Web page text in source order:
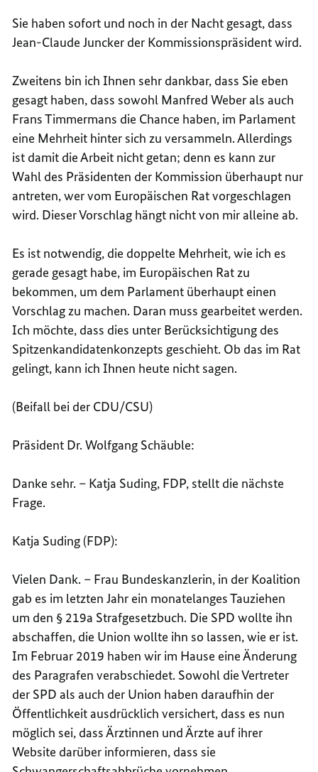
Sie haben sofort und noch in der Nacht gesagt, dass
Jean-Claude Juncker der Kommissionspräsident wird.
Zweitens bin ich Ihnen sehr dankbar, dass Sie eben
gesagt haben, dass sowohl Manfred Weber als auch
Frans Timmermans die Chance haben, im Parlament
eine Mehrheit hinter sich zu versammeln. Allerdings
ist damit die Arbeit nicht getan; denn es kann zur
Wahl des Präsidenten der Kommission überhaupt nur
antreten, wer vom Europäischen Rat vorgeschlagen
wird. Dieser Vorschlag hängt nicht von mir alleine ab.
Es ist notwendig, die doppelte Mehrheit, wie ich es
gerade gesagt habe, im Europäischen Rat zu
bekommen, um dem Parlament überhaupt einen
Vorschlag zu machen. Daran muss gearbeitet werden.
Ich möchte, dass dies unter Berücksichtigung des
Spitzenkandidatenkonzepts geschieht. Ob das im Rat
gelingt, kann ich Ihnen heute nicht sagen.
(Beifall bei der CDU/CSU)
Präsident Dr. Wolfgang Schäuble:
Danke sehr. – Katja Suding, FDP, stellt die nächste
Frage.
Katja Suding (FDP):
Vielen Dank. – Frau Bundeskanzlerin, in der Koalition
gab es im letzten Jahr ein monatelanges Tauziehen
um den § 219a Strafgesetzbuch. Die SPD wollte ihn
abschaffen, die Union wollte ihn so lassen, wie er ist.
Im Februar 2019 haben wir im Hause eine Änderung
des Paragrafen verabschiedet. Sowohl die Vertreter
der SPD als auch der Union haben daraufhin der
Öffentlichkeit ausdrücklich versichert, dass es nun
möglich sei, dass Ärztinnen und Ärzte auf ihrer
Website darüber informieren, dass sie